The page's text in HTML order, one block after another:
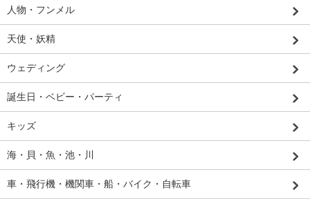
人物・フンメル
天使・妖精
ウェディング
誕生日・ベビー・パーティ
キッズ
海・貝・魚・池・川
車・飛行機・機関車・船・バイク・自転車